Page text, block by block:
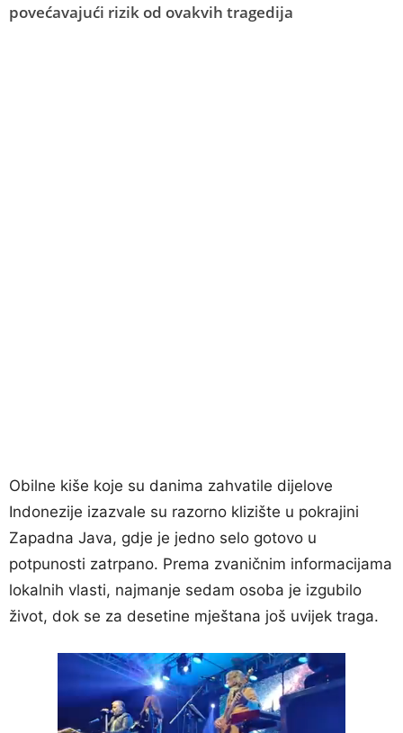
povećavajući rizik od ovakvih tragedija
Obilne kiše koje su danima zahvatile dijelove
Indonezije izazvale su razorno klizište u pokrajini
Zapadna Java, gdje je jedno selo gotovo u
potpunosti zatrpano. Prema zvaničnim informacijama
lokalnih vlasti, najmanje sedam osoba je izgubilo
život, dok se za desetine mještana još uvijek traga.